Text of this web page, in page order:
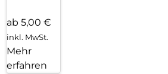
ab 5,00 €
inkl. MwSt.
Mehr
erfahren